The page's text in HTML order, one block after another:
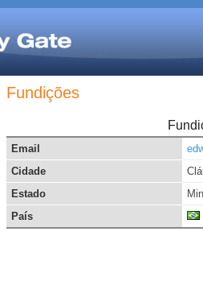
Fundições
Email
Cidade
Estado
País